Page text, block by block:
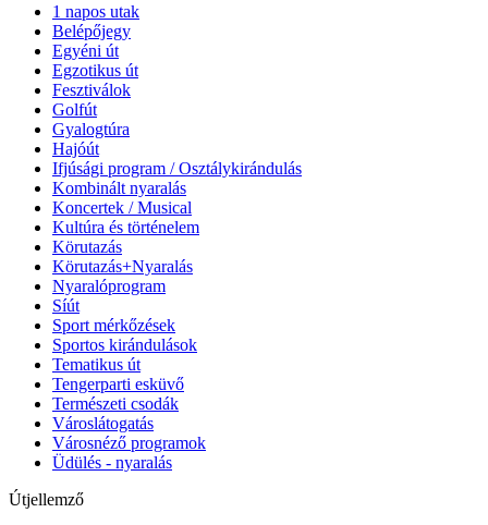
1 napos utak
Belépőjegy
Egyéni út
Egzotikus út
Fesztiválok
Golfút
Gyalogtúra
Hajóút
Ifjúsági program / Osztálykirándulás
Kombinált nyaralás
Koncertek / Musical
Kultúra és történelem
Körutazás
Körutazás+Nyaralás
Nyaralóprogram
Síút
Sport mérkőzések
Sportos kirándulások
Tematikus út
Tengerparti esküvő
Természeti csodák
Városlátogatás
Városnéző programok
Üdülés - nyaralás
Útjellemző